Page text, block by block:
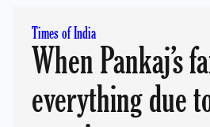
Times of India
When Pankaj’s
everything due